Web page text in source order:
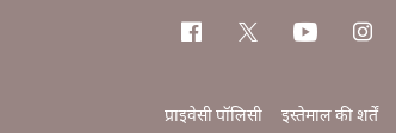
प्राइवेसी पॉलिसी इस्तेमाल की शर्तें